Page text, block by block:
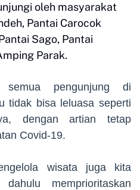
oleh masyarakat
Pantai Carocok
Sago, Pantai
Parak.
semua pengunjung di
tidak bisa leluasa seperti
dengan artian tetap
Covid-19.
wisata juga kita
memprioritaskan